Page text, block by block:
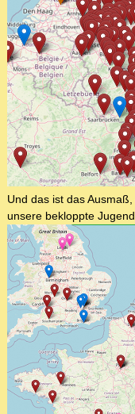
Und das ist das
unsere bekloppte